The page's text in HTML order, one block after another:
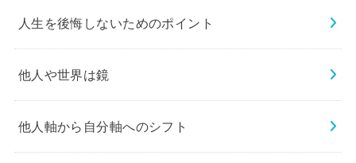
人生を後悔しないためのポイント
他人や世界は鏡
他人軸から自分軸へのシフト